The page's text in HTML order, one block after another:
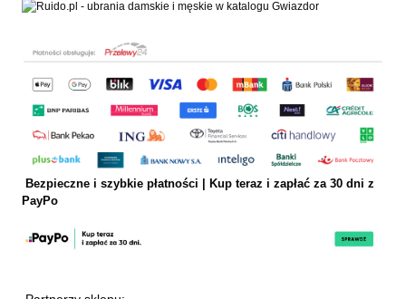
Bezpieczne i szybkie płatności | Kup teraz i zapłać za 30 dni z
PayPo